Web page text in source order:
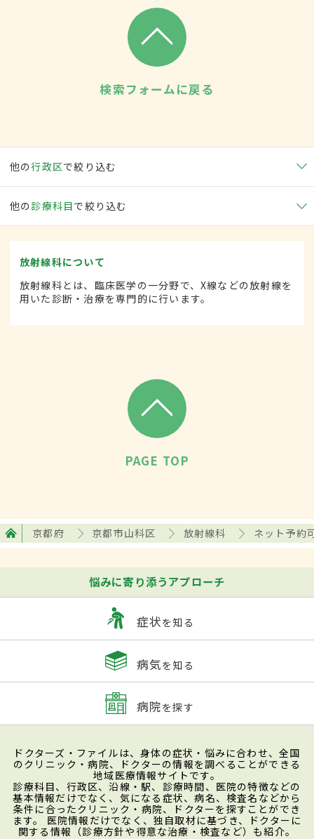
検索フォームに戻る
他の行政区で絞り込む
他の 診療科目で絞り込む
放射線科について
放射線科とは、臨床医学の一分野で、X線などの放射線を
用いた診断・治療を専門的に行います。
PAGE TOP
京都府 京都市山科区 放射線科 ネット予約
悩みに寄り添うアプローチ
症状を知る
病気を知る
病院を探す
ドクターズ・ファイルは、身体の症状・悩みに合わせ、全国
のクリニック・病院、ドクターの情報を調べることができる
地域医療情報サイトです。
診療科目、行政区、沿線・駅、診療時間、医院の特徴などの
基本情報だけでなく、気になる症状、病名、検査名などから
条件に合ったクリニック・病院、ドクターを探すことができ
ます。 医院情報だけでなく、独自取材に基づき、ドクターに
関する情報（診療方針や得意な治療・検査など）も紹介。